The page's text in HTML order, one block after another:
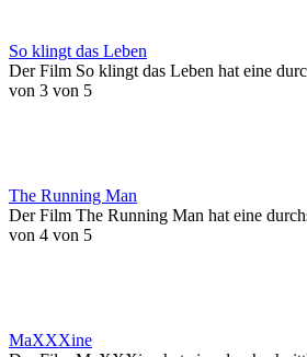
So klingt das Leben
Der Film So klingt das Leben hat eine
von 3 von 5
The Running Man
Der Film The Running Man hat eine
von 4 von 5
MaXXXine